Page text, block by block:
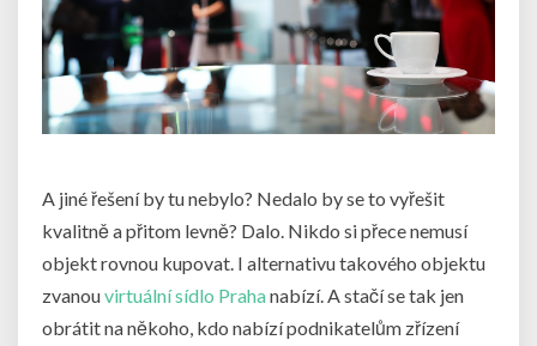
A jiné řešení by tu nebylo? Nedalo by se to vyřešit
kvalitně a přitom levně? Dalo. Nikdo si přece nemusí
objekt rovnou kupovat. I alternativu takového objektu
zvanouvirtuální sídlo Prahanabízí. A stačí se tak jen
obrátit na někoho, kdo nabízí podnikatelům zřízení